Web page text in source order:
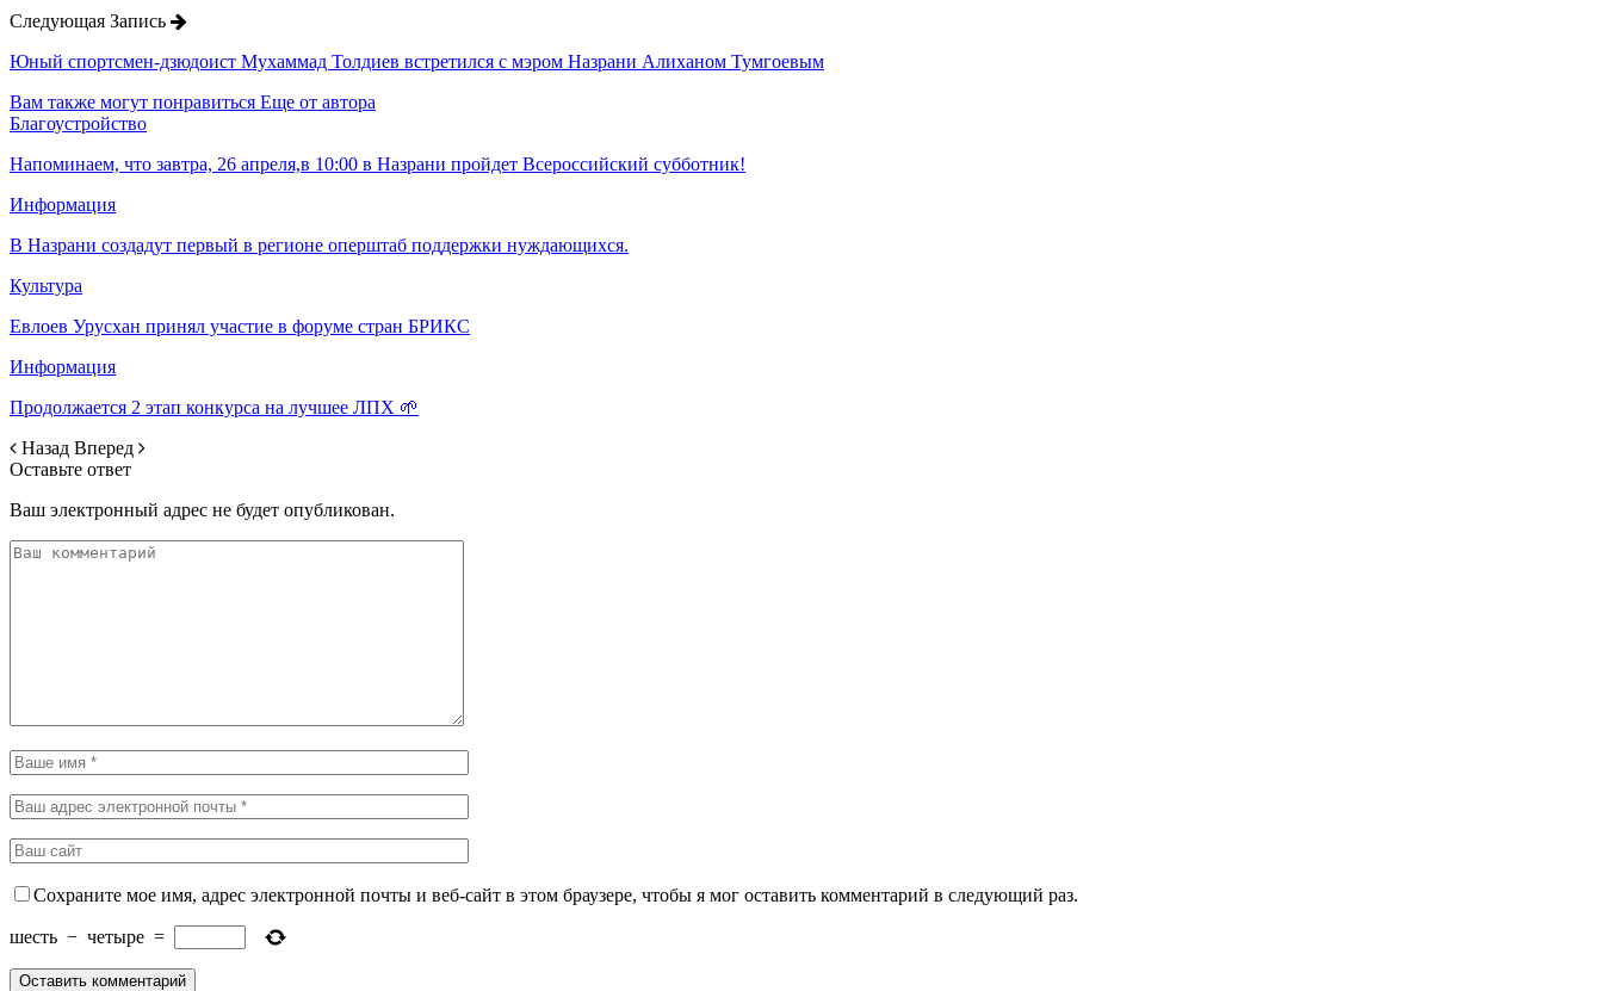
Следующая Запись
Юный спортсмен-дзюдоист Мухаммад Толдиев встретился с мэром Назрани Алиханом Тумгоевым
Вам также могут понравиться Еще от автора
Благоустройство
Напоминаем, что завтра, 26 апреля,в 10:00 в Назрани пройдет Всероссийский субботник!
Информация
В Назрани создадут первый в регионе оперштаб поддержки нуждающихся.
Культура
Евлоев Урусхан принял участие в форуме стран БРИКС
Информация
Продолжается 2 этап конкурса на лучшее ЛПХ 🌱
Назад Вперед
Оставьте ответ
Ваш электронный адрес не будет опубликован.
Сохраните мое имя, адрес электронной почты и веб-сайт в этом браузере, чтобы я мог оставить комментарий в следующий раз.
шесть − четыре =